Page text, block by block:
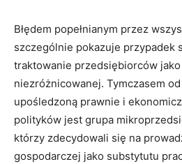
Błędem popełnianym przez
szczególnie pokazuje przypadek
traktowanie przedsiębiorców jako
niezróżnicowanej. Tymczasem
upośledzoną prawnie i
polityków jest grupa
którzy zdecydowali się na
gospodarczej jako substytutu